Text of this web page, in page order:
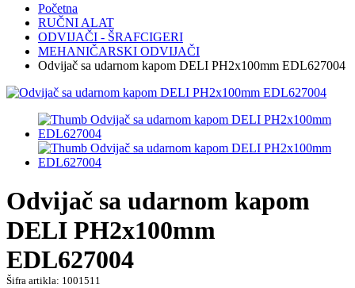
Početna
RUČNI ALAT
ODVIJAČI - ŠRAFCIGERI
MEHANIČARSKI ODVIJAČI
Odvijač sa udarnom kapom DELI PH2x100mm EDL627004
Odvijač sa udarnom kapom
DELI PH2x100mm
EDL627004
Šifra artikla: 1001511